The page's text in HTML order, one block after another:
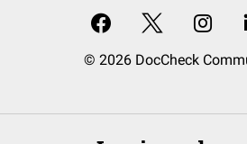
© 2026 DocCheck